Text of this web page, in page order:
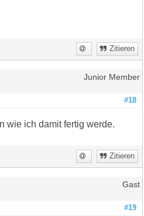
Zitieren
Junior Member
#18
wie ich damit fertig werde.
Zitieren
Gast
#19